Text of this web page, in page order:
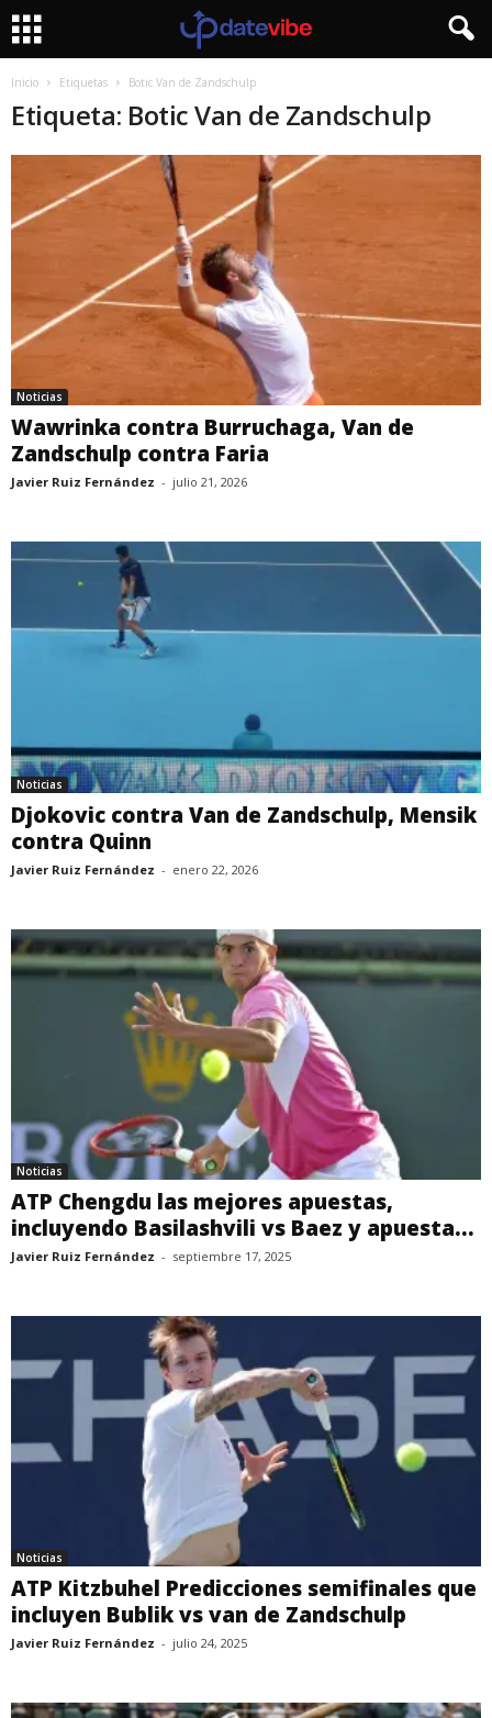
Inicio Etiquetas Botic Van de Zandschulp
Etiqueta: Botic Van de Zandschulp
Noticias
Wawrinka contra Burruchaga, Van de
Zandschulp contra Faria
Javier Ruiz Fernández - julio 21, 2026
Noticias
Djokovic contra Van de Zandschulp, Mensik
contra Quinn
Javier Ruiz Fernández - enero 22, 2026
Noticias
ATP Chengdu las mejores apuestas,
incluyendo Basilashvili vs Baez y apuesta...
Javier Ruiz Fernández - septiembre 17, 2025
Noticias
ATP Kitzbuhel Predicciones semifinales que
incluyen Bublik vs van de Zandschulp
Javier Ruiz Fernández - julio 24, 2025